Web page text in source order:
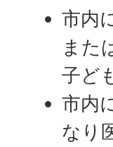
市内
また
子ど
市内
なり